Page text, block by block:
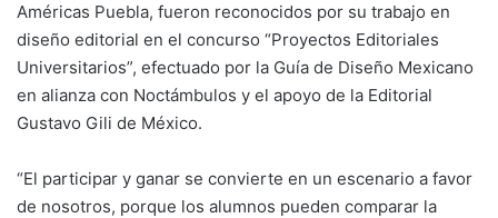
Américas Puebla, fueron reconocidos por su trabajo en
diseño editorial en el concurso “Proyectos Editoriales
Universitarios”, efectuado por la Guía de Diseño Mexicano
en alianza con Noctámbulos y el apoyo de la Editorial
Gustavo Gili de México.
“El participar y ganar se convierte en un escenario a favor
de nosotros, porque los alumnos pueden comparar la